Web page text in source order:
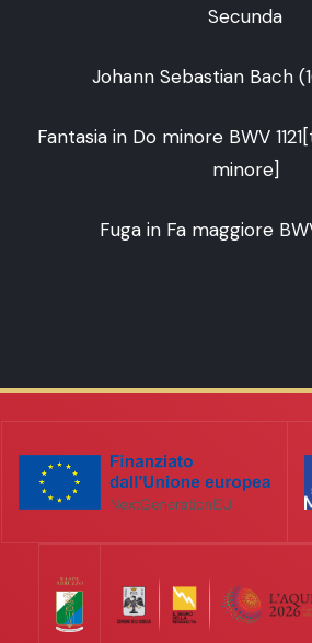
Secunda
Johann Sebastian Bach
Fantasia in Do minore BWV
minore]
Fuga in Fa maggiore